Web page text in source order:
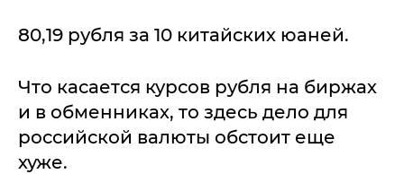
80,19 рубля за 10 китайских юаней.
Что касается курсов рубля на биржах
и в обменниках, то здесь дело для
российской валюты обстоит еще
хуже.